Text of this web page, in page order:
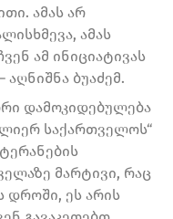
ამას არ
ამას
ამ ინიციატივას
ბუაძემ.
დამოკიდებულება
საქართველოს“
მარტივი, რაც
დროში, ეს არის